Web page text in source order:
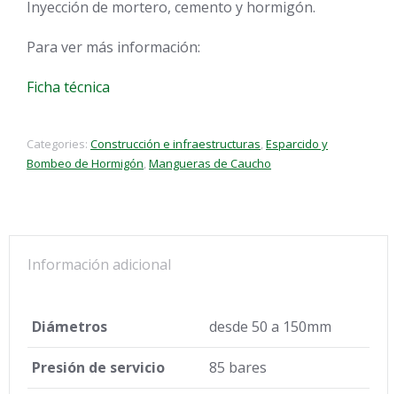
Inyección de mortero, cemento y hormigón.
Para ver más información:
Ficha técnica
Categories: Construcción e infraestructuras, Esparcido y
Bombeo de Hormigón, Mangueras de Caucho
Información adicional
Diámetros desde 50 a 150mm
Presión de servicio 85 bares